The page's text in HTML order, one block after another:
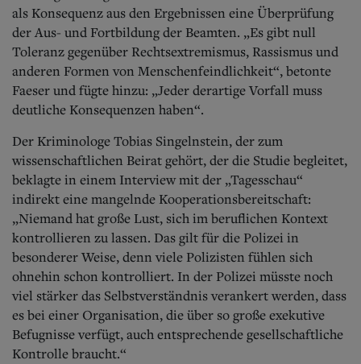
als Konsequenz aus den Ergebnissen eine Überprüfung
der Aus- und Fortbildung der Beamten. „Es gibt null
Toleranz gegenüber Rechtsextremismus, Rassismus und
anderen Formen von Menschenfeindlichkeit“, betonte
Faeser und fügte hinzu: „Jeder derartige Vorfall muss
deutliche Konsequenzen haben“.
Der Kriminologe Tobias Singelnstein, der zum
wissenschaftlichen Beirat gehört, der die Studie begleitet,
beklagte in einem Interview mit der „Tagesschau“
indirekt eine mangelnde Kooperationsbereitschaft:
„Niemand hat große Lust, sich im beruflichen Kontext
kontrollieren zu lassen. Das gilt für die Polizei in
besonderer Weise, denn viele Polizisten fühlen sich
ohnehin schon kontrolliert. In der Polizei müsste noch
viel stärker das Selbstverständnis verankert werden, dass
es bei einer Organisation, die über so große exekutive
Befugnisse verfügt, auch entsprechende gesellschaftliche
Kontrolle braucht.“